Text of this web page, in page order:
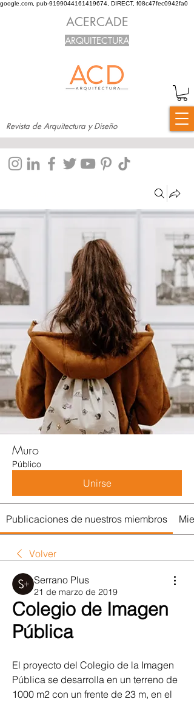
google.com, pub-9199044161419674, DIRECT, f08c47fec0942fa0
Revista de Arquitectura y Diseño
ACERCADE
ARQUITECTURA
Muro
Público
Unirse
Publicaciones de nuestros miembros
Volver
Serrano Plus
21 de marzo de 2019
Colegio de Imagen
Pública
El proyecto del Colegio de la Imagen
Pública se desarrolla en un terreno de
1000 m2 con un frente de 23 m, en el